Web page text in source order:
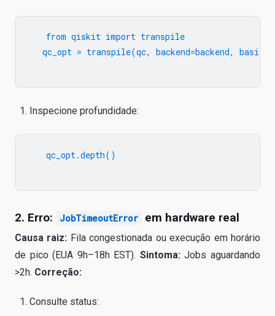
   from qiskit import transpile
qc_opt = transpile(qc, backend=backend,
Inspecione profundidade:
   qc_opt.depth()
2. Erro: JobTimeoutError em hardware real
Causa raiz: Fila congestionada ou execução em horário
de pico (EUA 9h–18h EST). Sintoma:Jobs aguardando
>2h. Correção:
Consulte status: